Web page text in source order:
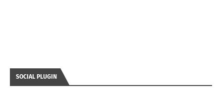
SOCIAL PLUGIN